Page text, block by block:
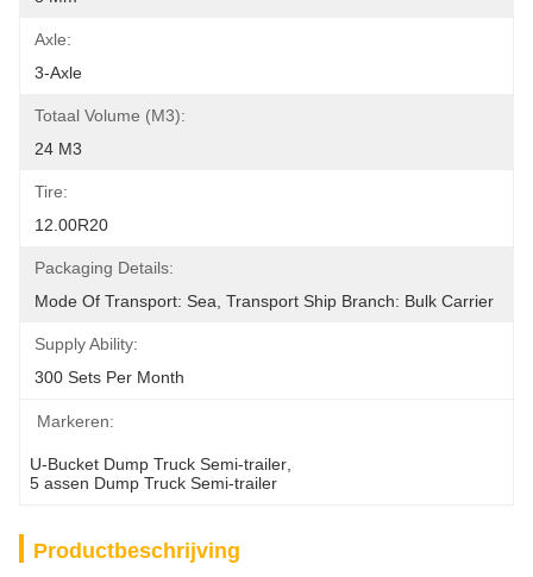
Axle:
3-Axle
Totaal Volume (m3):
24 M3
Tire:
12.00R20
Packaging Details:
Mode Of Transport: Sea, Transport Ship Branch: Bulk Carrier
Supply Ability:
300 Sets Per Month
Markeren:
U-Bucket Dump Truck Semi-trailer
5 assen Dump Truck Semi-trailer
Productbeschrijving